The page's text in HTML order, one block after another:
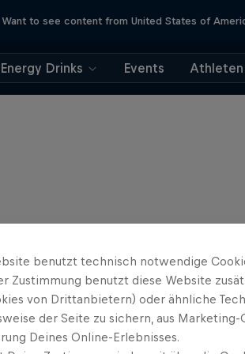
Want to see content from United States of
Energy Drinks Events Athleten
benutzt technisch notwendige
Zustimmung benutzt diese Website
von Drittanbietern) oder ähnliche
der Seite zu sichern, aus
Deines Online-Erlebnisses.